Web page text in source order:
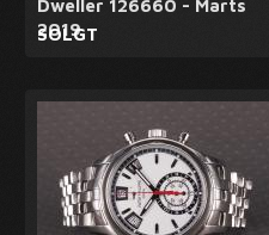
Dweller 126660 - Marts
2019
SOLGT